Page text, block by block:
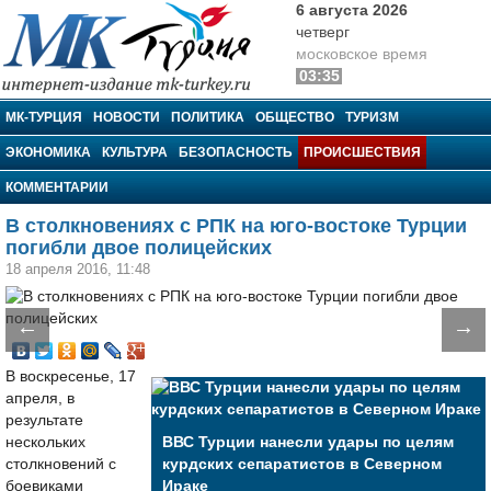
МК-Турция
6 августа 2026
четверг
московское время
03:35
МК-ТУРЦИЯ НОВОСТИ ПОЛИТИКА ОБЩЕСТВО ТУРИЗМ
ЭКОНОМИКА КУЛЬТУРА БЕЗОПАСНОСТЬ ПРОИСШЕСТВИЯ
КОММЕНТАРИИ
В столкновениях с РПК на юго-востоке Турции
погибли двое полицейских
18 апреля 2016, 11:48
← →
ВВС Турции нанесли удары по целям
курдских сепаратистов в Северном
Ираке
В воскресенье, 17
апреля, в
результате
нескольких
столкновений с
боевиками